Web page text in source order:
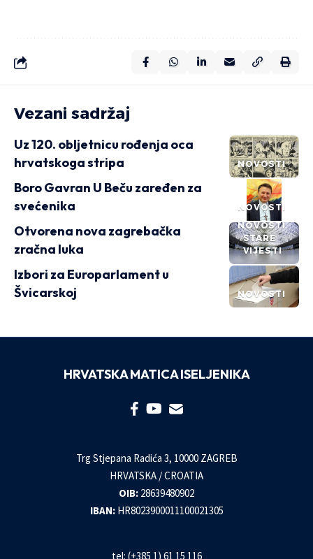
Vezani sadržaj
NOVOSTI
Uz 120. obljetnicu rođenja oca
hrvatskoga stripa
NOVOSTI
Boro Gavran U Beču zaređen za
svećenika
NOVOSTI
STARE
VIJESTI
Otvorena nova zagrebačka
zračna luka
NOVOSTI
Izbori za Europarlament u
Švicarskoj
HRVATSKA MATICA ISELJENIKA
Trg Stjepana Radića 3, 10000 ZAGREB
HRVATSKA / CROATIA
OIB: 28639480902
IBAN: HR8023900011100021305
tel: (+385 1) 61 15 116